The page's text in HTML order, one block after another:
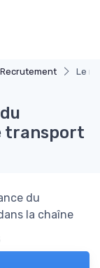
Recrutement Le
transport
du
la chaîne